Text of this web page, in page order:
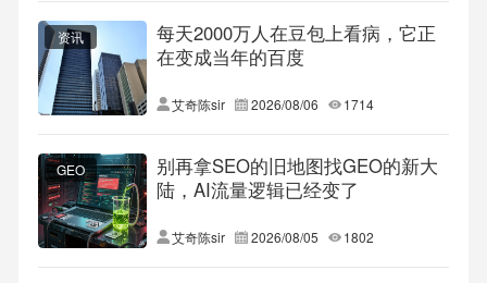
资讯
每天2000万人在豆包上看病，它正
在变成当年的百度
艾奇陈sir 2026/08/06 1714
GEO
别再拿SEO的旧地图找GEO的新大
陆，AI流量逻辑已经变了
艾奇陈sir 2026/08/05 1802